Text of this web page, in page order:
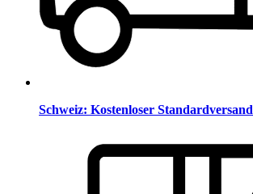
Schweiz: Kostenloser Standardversand